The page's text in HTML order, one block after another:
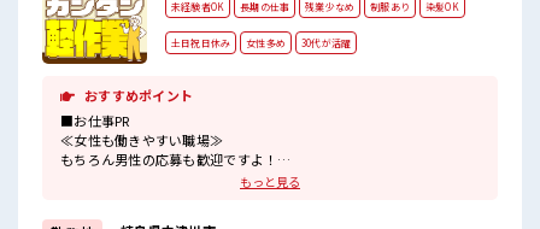
未経験者OK 長期の仕事 残業少なめ 制服あり 染髪OK
土日祝日休み 女性多め 30代が活躍
おすすめポイント
■お仕事PR
≪女性も働きやすい職場≫
もちろん男性の応募も歓迎ですよ！
場合によってはお願いすることもあります♪
もっと見る